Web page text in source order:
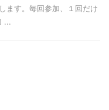
ます。毎回参加、１回だけ
...